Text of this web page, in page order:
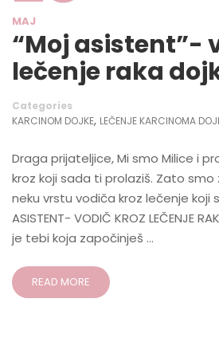
MAJ
“Moj asistent”-
lečenje raka
Categories
KARCINOM DOJKE, LEČENJE KARCINOMA
Draga prijateljice, Mi smo Milice i
kroz koji sada ti prolaziš. Zato
neku vrstu vodiča kroz lečenje koji
ASISTENT- VODIČ KROZ LEČENJE
je tebi koja započinješ …
READ MORE